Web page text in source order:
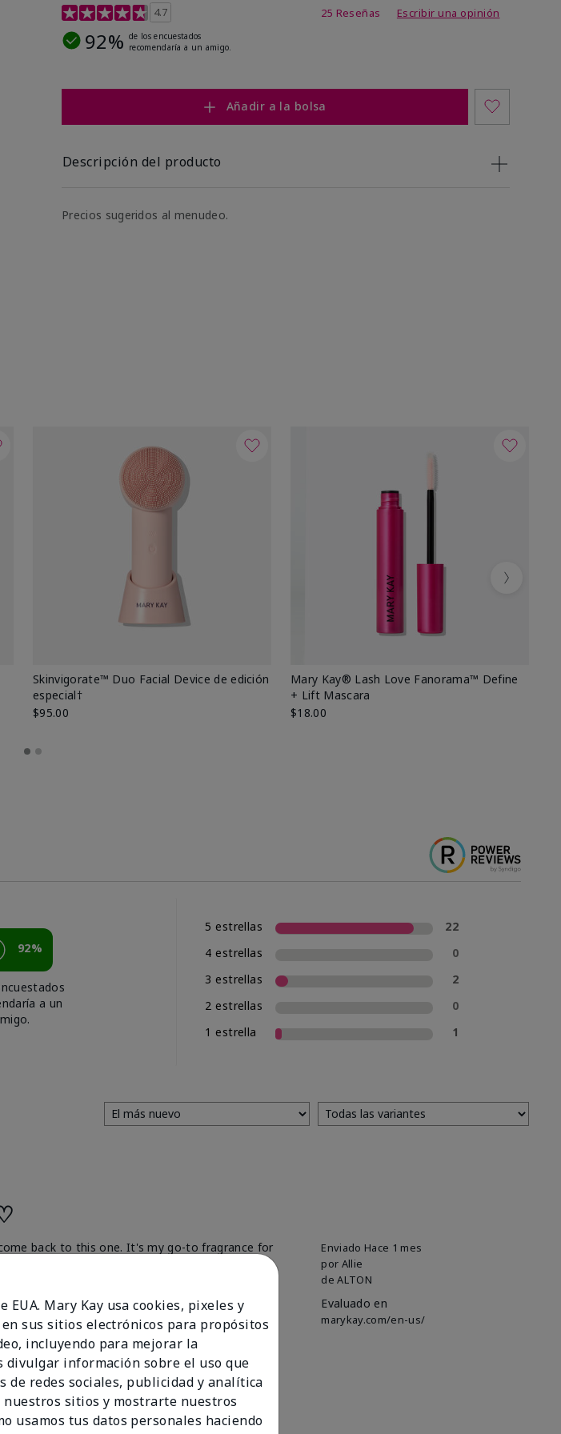
Calificación de clientes de 3,8 de 5
4.7 25 Reseñas Escribir una opinión
92% de los encuestados
recomendaría a un amigo.
Añadir a la bolsa
Descripción del producto
Precios sugeridos al menudeo.
Skinvigorate™ Duo Facial Device de edición
especial†
$95.00
Mary Kay® Lash Love Fanorama™ Define
+ Lift Mascara
$18.00
Next
92%
a un
5 estrellas
22
4 estrellas
0
3 estrellas
2
2 estrellas
0
1 estrella
1
Enviado Hace 1 mes
por Allie
de ALTON
Evaluado en
marykay.com/en-us/
back to this one. It's my go-to fragrance for
It's light, clean & fresh fragrance are
esta opinión
EUA. Mary Kay usa cookies, pixeles y
sus sitios electrónicos para propósitos
incluyendo para mejorar la
divulgar información sobre el uso que
de redes sociales, publicidad y analítica
nuestros sitios y mostrarte nuestros
usamos tus datos personales haciendo